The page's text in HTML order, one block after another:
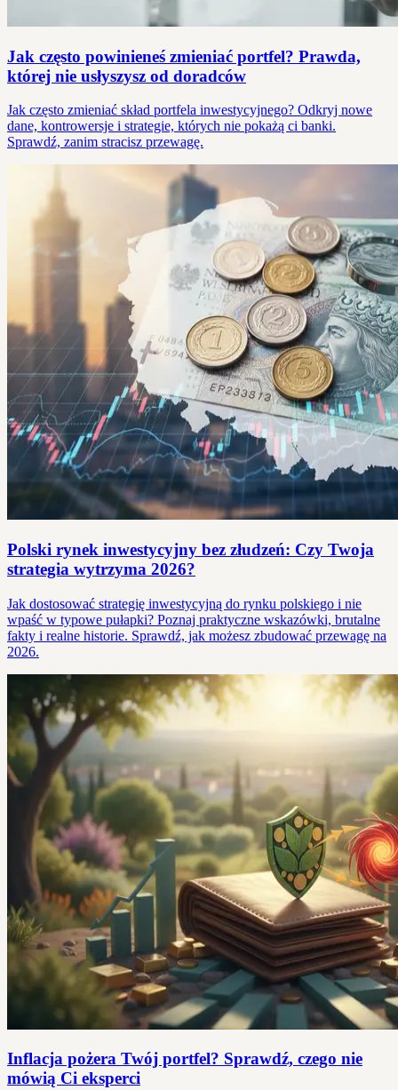
Jak często powinieneś zmieniać portfel? Prawda,
której nie usłyszysz od doradców
Jak często zmieniać skład portfela inwestycyjnego? Odkryj nowe
dane, kontrowersje i strategie, których nie pokażą ci banki.
Sprawdź, zanim stracisz przewagę.
Polski rynek inwestycyjny bez złudzeń: Czy Twoja
strategia wytrzyma 2026?
Jak dostosować strategię inwestycyjną do rynku polskiego i nie
wpaść w typowe pułapki? Poznaj praktyczne wskazówki, brutalne
fakty i realne historie. Sprawdź, jak możesz zbudować przewagę na
2026.
Inflacja pożera Twój portfel? Sprawdź, czego nie
mówią Ci eksperci